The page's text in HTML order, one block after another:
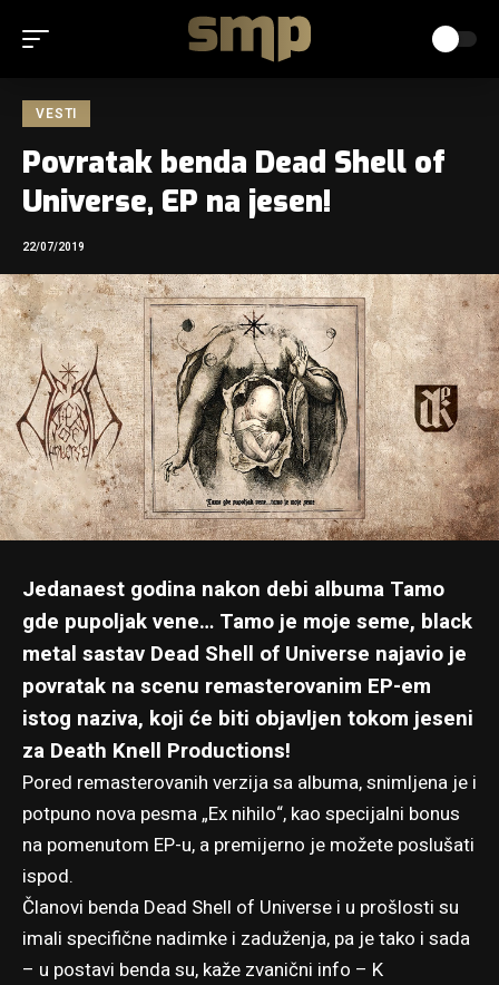
VESTI
Povratak benda Dead Shell of
Universe, EP na jesen!
22/07/2019
Jedanaest godina nakon debi albuma Tamo
gde pupoljak vene… Tamo je moje seme, black
metal sastav Dead Shell of Universe najavio je
povratak na scenu remasterovanim EP-em
istog naziva, koji će biti objavljen tokom jeseni
za Death Knell Productions!
Pored remasterovanih verzija sa albuma, snimljena je i
potpuno nova pesma „Ex nihilo“, kao specijalni bonus
na pomenutom EP-u, a premijerno je možete poslušati
ispod.
Članovi benda Dead Shell of Universe i u prošlosti su
imali specifične nadimke i zaduženja, pa je tako i sada
– u postavi benda su, kaže zvanični info – K